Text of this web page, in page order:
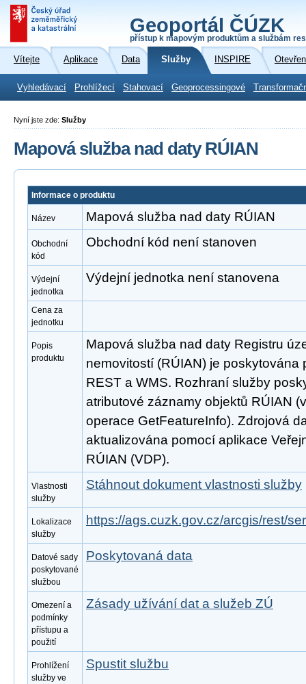
Geoportál ČÚZK
přístup k mapovým produktům a službám
Vítejte Aplikace Data Služby INSPIRE
Vyhledávací Prohlížecí Stahovací Geoprocessingové
Nyní jste zde: Služby
Mapová služba nad daty RÚIAN
Informace o produktu
Název Mapová služba nad daty RÚIAN
Obchodní
kód
Obchodní kód není stanoven
Výdejní
jednotka
Výdejní jednotka není stanovena
Cena za
jednotku
Popis
produktu
Mapová služba nad daty Registru
nemovitostí (RÚIAN) je poskytována
REST a WMS. Rozhraní služby
atributové záznamy objektů RÚIAN
operace GetFeatureInfo). Zdrojová
aktualizována pomocí aplikace
RÚIAN (VDP).
Vlastnosti
služby
Stáhnout dokument vlastnosti služby
Lokalizace
služby
https://ags.cuzk.gov.cz/arcgis/rest/
Datové sady
poskytované
službou
Poskytovaná data
Omezení a
podmínky
přístupu a
použití
Zásady užívání dat a služeb ZÚ
Prohlížení
služby ve
Spustit službu